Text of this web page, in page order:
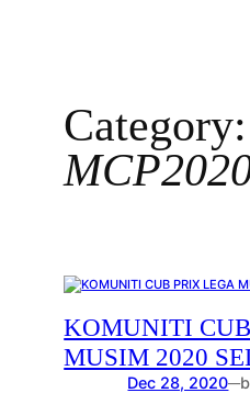
Category:
KOMUNITI
MUSIM 2020
Dec 28, 2020—